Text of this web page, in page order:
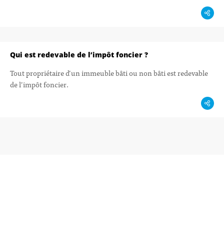
Qui est redevable de l’impôt foncier ?
Tout propriétaire d’un immeuble bâti ou non bâti est redevable
de l’impôt foncier.